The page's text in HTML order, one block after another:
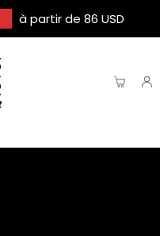
à partir de 86 USD